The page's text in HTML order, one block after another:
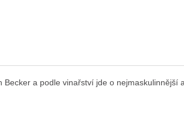
Ma podle vinařství jde o